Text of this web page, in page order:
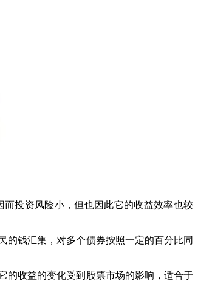
投资风险小，但也因此它的收益效率也较
钱汇集，对多个债券按照一定的百分比同
收益的变化受到股票市场的影响，适合于